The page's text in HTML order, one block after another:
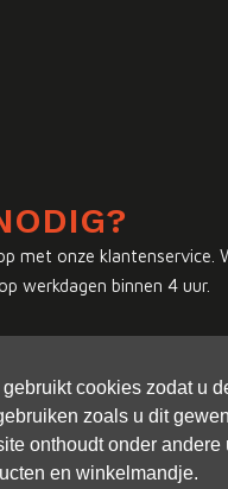
cookies zodat u
zoals u dit
onthoudt onder andere
en winkelmandje.
met onze klantenservice.
werkdagen binnen 4 uur.